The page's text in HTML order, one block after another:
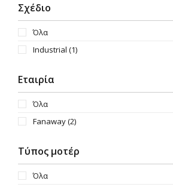
Σχέδιο
Όλα
Industrial (1)
Εταιρία
Όλα
Fanaway(2)
Τύπος μοτέρ
Όλα